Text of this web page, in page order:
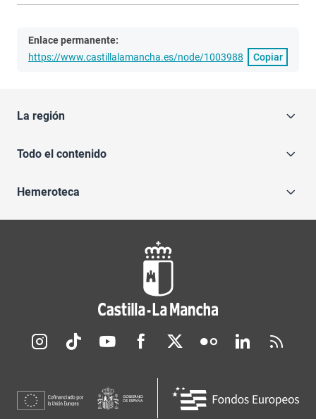
Enlace permanente:
https://www.castillalamancha.es/node/1003988
Copiar
La región
Todo el contenido
Hemeroteca
Redes sociales JCCM